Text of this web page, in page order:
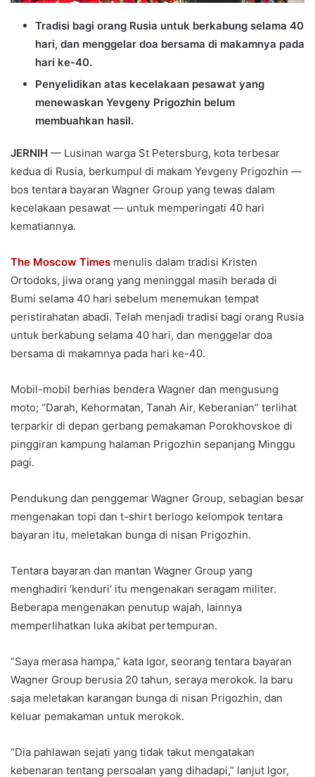
Tradisi bagi orang Rusia untuk berkabung selama 40
hari, dan menggelar doa bersama di makamnya pada
hari ke-40.
Penyelidikan atas kecelakaan pesawat yang
menewaskan Yevgeny Prigozhin belum
membuahkan hasil.
JERNIH — Lusinan warga St Petersburg, kota terbesar
kedua di Rusia, berkumpul di makam Yevgeny Prigozhin —
bos tentara bayaran Wagner Group yang tewas dalam
kecelakaan pesawat — untuk memperingati 40 hari
kematiannya.
The Moscow Times menulis dalam tradisi Kristen
Ortodoks, jiwa orang yang meninggal masih berada di
Bumi selama 40 hari sebelum menemukan tempat
peristirahatan abadi. Telah menjadi tradisi bagi orang Rusia
untuk berkabung selama 40 hari, dan menggelar doa
bersama di makamnya pada hari ke-40.
Mobil-mobil berhias bendera Wagner dan mengusung
moto; “Darah, Kehormatan, Tanah Air, Keberanian” terlihat
terparkir di depan gerbang pemakaman Porokhovskoe di
pinggiran kampung halaman Prigozhin sepanjang Minggu
pagi.
Pendukung dan penggemar Wagner Group, sebagian besar
mengenakan topi dan t-shirt berlogo kelompok tentara
bayaran itu, meletakan bunga di nisan Prigozhin.
Tentara bayaran dan mantan Wagner Group yang
menghadiri ‘kenduri’ itu mengenakan seragam militer.
Beberapa mengenakan penutup wajah, lainnya
memperlihatkan luka akibat pertempuran.
“Saya merasa hampa,” kata Igor, seorang tentara bayaran
Wagner Group berusia 20 tahun, seraya merokok. Ia baru
saja meletakan karangan bunga di nisan Prigozhin, dan
keluar pemakaman untuk merokok.
“Dia pahlawan sejati yang tidak takut mengatakan
kebenaran tentang persoalan yang dihadapi,” lanjut Igor,